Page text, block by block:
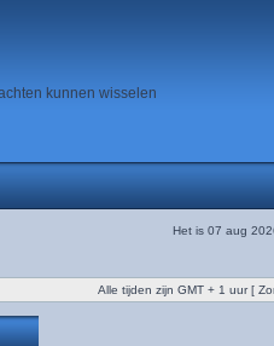
kunnen wisselen
Het is 07 aug
Alle tijden zijn GMT + 1 uur [